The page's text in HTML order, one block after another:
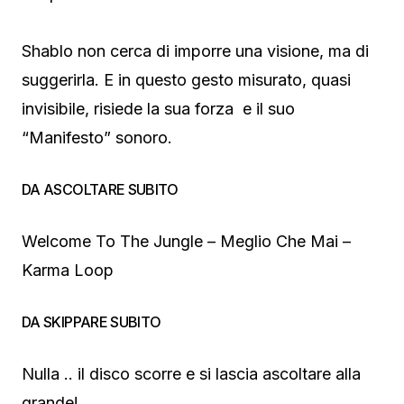
Shablo non cerca di imporre una visione, ma di
suggerirla. E in questo gesto misurato, quasi
invisibile, risiede la sua forza e il suo
“Manifesto” sonoro.
DA ASCOLTARE SUBITO
Welcome To The Jungle – Meglio Che Mai –
Karma Loop
DA SKIPPARE SUBITO
Nulla .. il disco scorre e si lascia ascoltare alla